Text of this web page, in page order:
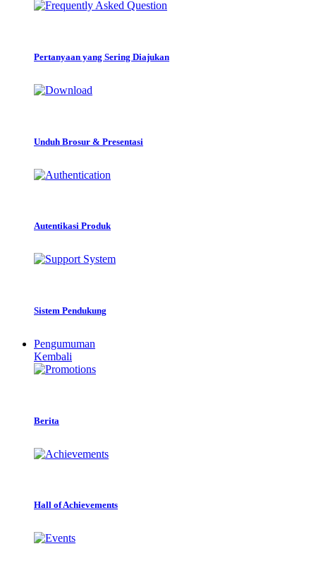
Pertanyaan yang Sering Diajukan
Unduh Brosur & Presentasi
Autentikasi Produk
Sistem Pendukung
Pengumuman
Kembali
Berita
Hall of Achievements